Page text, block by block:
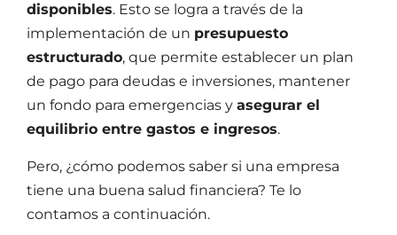
disponibles. Esto se logra a través de la
implementación de un presupuesto
estructurado, que permite establecer un plan
de pago para deudas e inversiones, mantener
un fondo para emergencias y asegurar el
equilibrio entre gastos e ingresos.
Pero, ¿cómo podemos saber si una empresa
tiene una buena salud financiera? Te lo
contamos a continuación.